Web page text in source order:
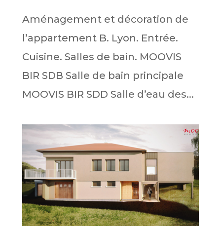
Aménagement et décoration de
l’appartement B. Lyon. Entrée.
Cuisine. Salles de bain. MOOVIS
BIR SDB Salle de bain principale
MOOVIS BIR SDD Salle d’eau des...